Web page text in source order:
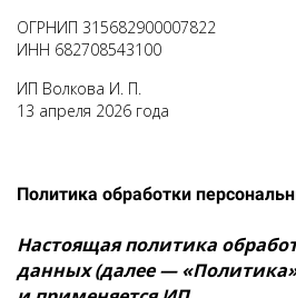
ОГРНИП 315682900007822
ИНН 682708543100
ИП Волкова И. П.
13 апреля 2026 года
Политика обработки
Настоящая политика
данных (далее —